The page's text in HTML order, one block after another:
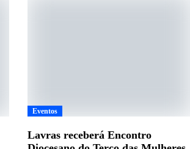
Eventos
Lavras receberá Encontro